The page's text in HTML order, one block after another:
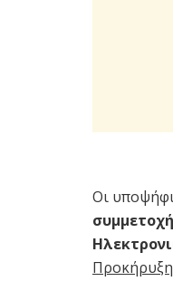
Οι
Προκήρυξη